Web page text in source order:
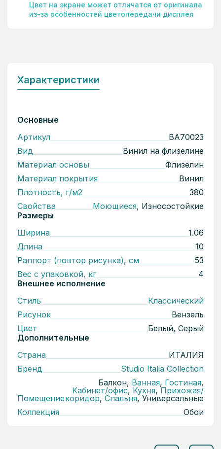
Цвет на экране может отличатся от оригинала
из-за особенностей цветопередачи дисплея
Характеристики
Основные
Артикул
BA70023
Вид
Винил на флизелине
Материал основы
Флизелин
Материал покрытия
Винил
Плотность, г/м2
380
Свойства
Моющиеся, Износостойкие
Размеры
Ширина
1.06
Длина
10
Раппорт (повтор рисунка), см
53
Вес с упаковкой, кг
4
Внешнее исполнение
Стиль
Классический
Рисунок
Вензель
Цвет
Белый, Серый
Дополнительные
Страна
ИТАЛИЯ
Бренд
Studio Italia Collection
Помещение
Балкон, Ванная, Гостиная,
Кабинет/офис, Кухня, Прихожая/
коридор, Спальня, Универсальные
Коллекция
Обои